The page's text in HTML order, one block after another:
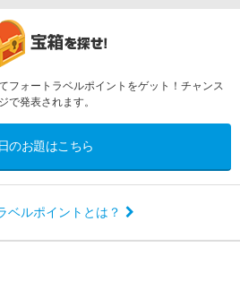
フォートラベルポイントをゲット！チャンス
で発表されます。
のお題はこちら
ベルポイントとは？